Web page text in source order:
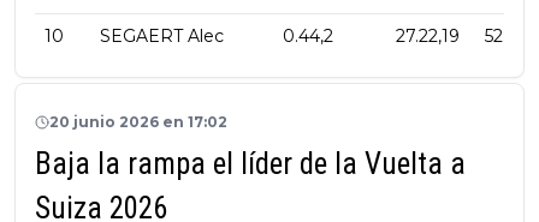
10 SEGAERT Alec 0.44,2 27.22,19 52.0
20 junio 2026 en 17:02
Baja la rampa el líder de la Vuelta a
Suiza 2026